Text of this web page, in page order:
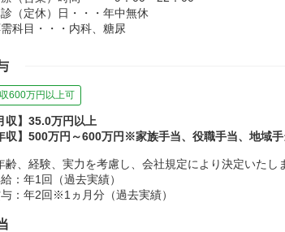
（定休）日・・・年中無休
科目・・・内科、糖尿
600万円以上可
収】35.0万円以上
収】500万円～600万円※家族手当、役職手当、地域
、経験、実力を考慮し、会社規定により決定いたし
：年1回（過去実績）
：年2回※1ヵ月分（過去実績）